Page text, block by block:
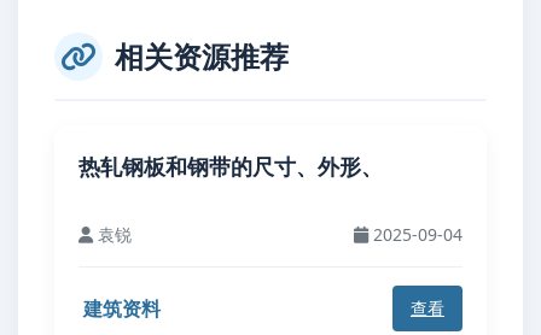
相关资源推荐
热轧钢板和钢带的尺寸、外形、
袁锐 2025-09-04
建筑资料 查看